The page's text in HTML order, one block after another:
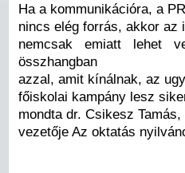
Ha a kommunikációra, a
nincs elég forrás, akkor az
nemcsak emiatt lehet
összhangban
azzal, amit kínálnak, az
főiskolai kampány lesz
mondta dr. Csikesz
vezetője Az oktatás